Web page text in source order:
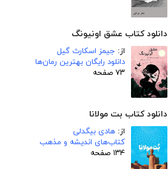
دانلود کتاب عشق اونیونگ
از: جیمز اسکارث گیل
دانلود رایگان بهترین رمان‌ها
۷۳ صفحه
دانلود کتاب بت مولانا
از: هادی بیگدلی
کتاب‌های اندیشه و مذهب
۱۳۴ صفحه